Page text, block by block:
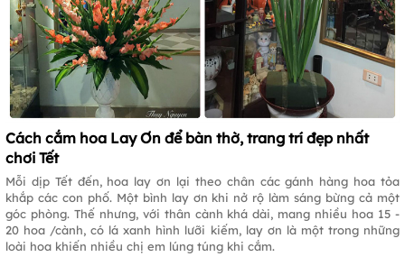
Cách cắm hoa Lay Ơn để bàn thờ, trang trí đẹp nhất
chơi Tết
Mỗi dịp Tết đến, hoa lay ơn lại theo chân các gánh hàng hoa tỏa
khắp các con phố. Một bình lay ơn khi nở rộ làm sáng bừng cả một
góc phòng. Thế nhưng, với thân cành khá dài, mang nhiều hoa 15 -
20 hoa /cành, có lá xanh hình lưỡi kiếm, lay ơn là một trong những
loài hoa khiến nhiều chị em lúng túng khi cắm.